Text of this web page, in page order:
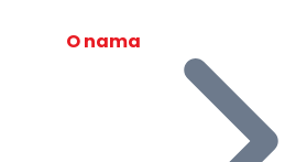
O nama